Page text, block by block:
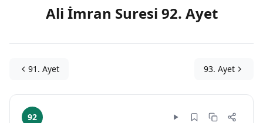
Ali İmran Suresi 92. Ayet
91. Ayet 93. Ayet
92